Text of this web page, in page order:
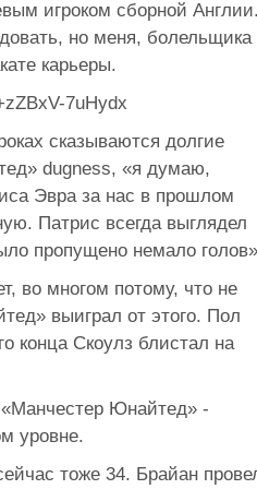
игроком сборной Англии.
но меня, болельщика
карьеры.
сказываются долгие
dugness, «я думаю,
Эвра за нас в прошлом
Патрис всегда выглядел
пропущено немало
во многом потому, что не
выиграл от этого. Пол
конца Скоулз блистал на
«Манчестер Юнайтед» -
уровне.
тоже 34. Брайан